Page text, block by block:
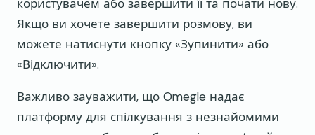
користувачем або завершити її та почати нову.
Якщо ви хочете завершити розмову, ви
можете натиснути кнопку «Зупинити» або
«Відключити».
Важливо зауважити, що Omegle надає
платформу для спілкування з незнайомими